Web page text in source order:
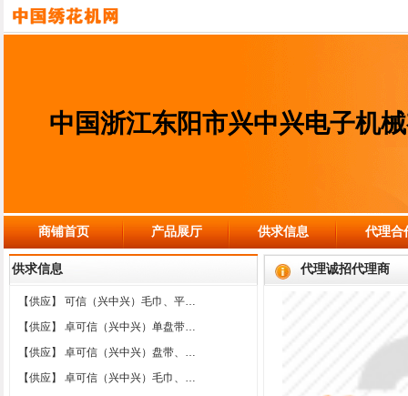
中国浙江东阳市兴中兴电子机
商铺首页 产品展厅 供求信息 代理合
供求信息
【供应】 可信（兴中兴）毛巾、平…
【供应】 卓可信（兴中兴）单盘带…
【供应】 卓可信（兴中兴）盘带、…
【供应】 卓可信（兴中兴）毛巾、…
代理诚招代理商